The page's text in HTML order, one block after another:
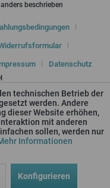
beschrieben
Datenschutz
technischen Betrieb der
werden. Andere
dieser Website erhöhen,
mit anderen
sollen, werden nur
Informationen
Konfigurieren